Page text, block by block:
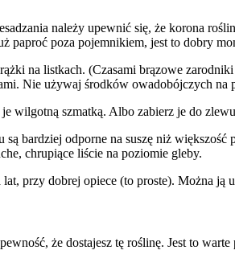
należy upewnić się, że korona
poza pojemnikiem, jest to dobry
na listkach. (Czasami brązowe
Nie używaj środków owadobójczych na
wilgotną szmatką. Albo zabierz je do
bardziej odporne na suszę niż
chrupiące liście na poziomie gleby.
przy dobrej opiece (to proste). Można ją
że dostajesz tę roślinę. Jest to